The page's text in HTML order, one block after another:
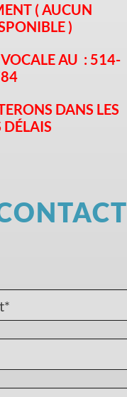
( AUCUN
)
AU : 514-
DANS LES
DÉLAIS